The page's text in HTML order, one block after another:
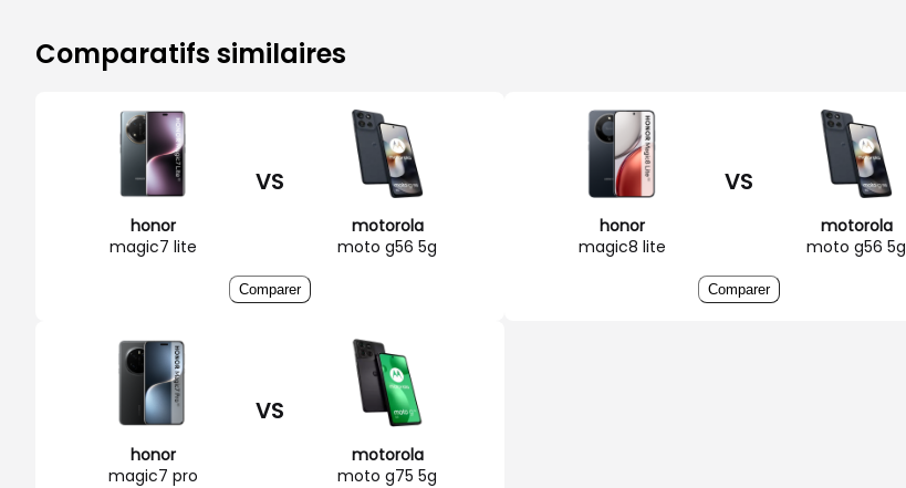
Comparatifs similaires
honor
magic7 lite
VS
motorola
moto g56 5g
Comparer
honor
magic8 lite
VS
motorola
moto g56 5g
Comparer
honor
magic7 pro
VS
motorola
moto g75 5g